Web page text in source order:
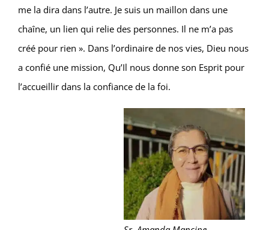
me la dira dans l’autre. Je suis un maillon dans une
chaîne, un lien qui relie des personnes. Il ne m’a pas
créé pour rien ». Dans l’ordinaire de nos vies, Dieu nous
a confié une mission, Qu’Il nous donne son Esprit pour
l’accueillir dans la confiance de la foi.